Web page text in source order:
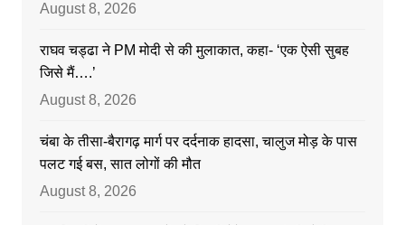
August 8, 2026
राघव चड्ढा ने PM मोदी से की मुलाकात, कहा- ‘एक ऐसी सुबह
जिसे मैं….’
August 8, 2026
चंबा के तीसा-बैरागढ़ मार्ग पर दर्दनाक हादसा, चालुज मोड़ के पास
पलट गई बस, सात लोगों की मौत
August 8, 2026